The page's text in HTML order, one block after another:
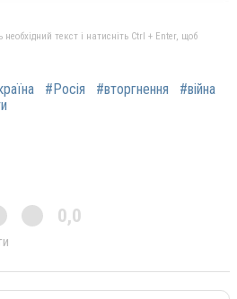
текст і натисніть Ctrl + Enter, щоб
#Росія #вторгнення
#війна
0,0